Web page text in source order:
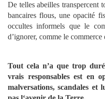
De telles abeilles transpercent
bancaires flous, une opacité
occultes informels que le
d’ignorer, comme le
Tout cela n’a que trop
vrais responsables est en
malversations, scandales et